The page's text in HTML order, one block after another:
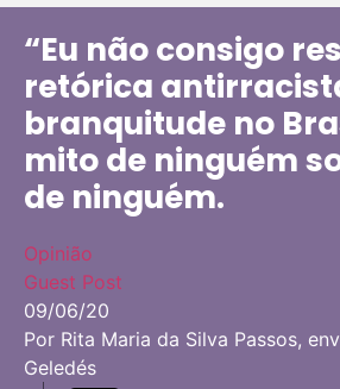
“Eu não consigo
retórica
branquitude no
mito de ninguém
de ninguém.
Opinião
Guest Post
09/06/20
Por Rita Maria da Silva Passos,
Geledés